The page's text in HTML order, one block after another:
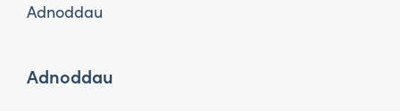
Adnoddau
Adnoddau